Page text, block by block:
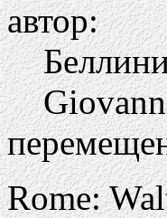
автор:
Rome: